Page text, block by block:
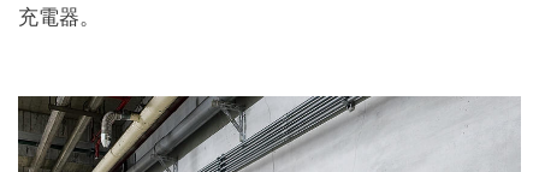
充電器。